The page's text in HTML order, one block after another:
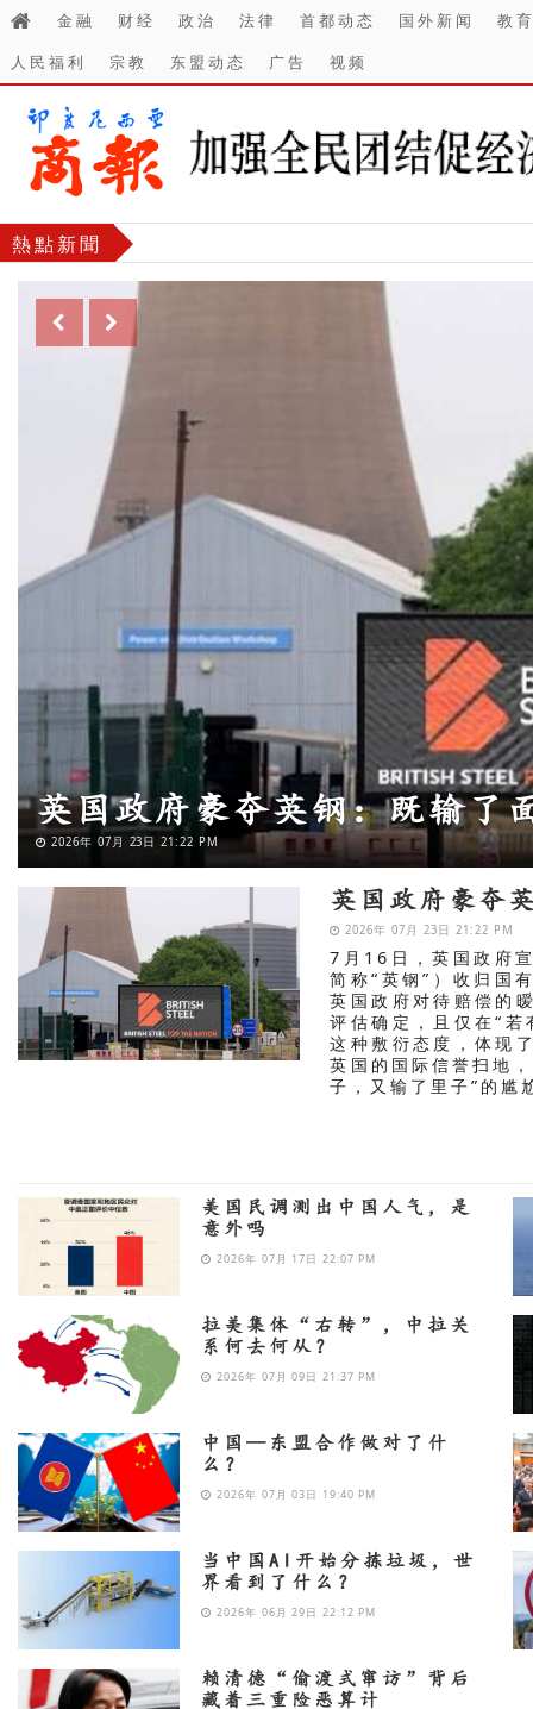
金融 财经 政治 法律 首都动态 国外新闻
教
人民福利
宗教 东盟动态 广告 视频
熱點新聞
美国民调测出中国人气，是
2026年 07月 17日 22:07 PM
英国政府豪夺
2026年 07月 23日 21:22 PM
7月16日，英国政府
简称“英钢”）收归国
英国政府对待赔偿的
评估确定，且仅在“
这种敷衍态度，体现
英国的国际信誉扫地
子，又输了里子”的尴
美国民调测出中国人气，是
意外吗
2026年 07月 17日 22:07 PM
拉美集体“右转”，中拉关
系何去何从？
2026年 07月 09日 21:37 PM
中国—东盟合作做对了什
么？
2026年 07月 03日 19:40 PM
当中国AI开始分拣垃圾，世
界看到了什么？
2026年 06月 29日 22:12 PM
赖清德“偷渡式窜访”背后
藏着三重险恶算计